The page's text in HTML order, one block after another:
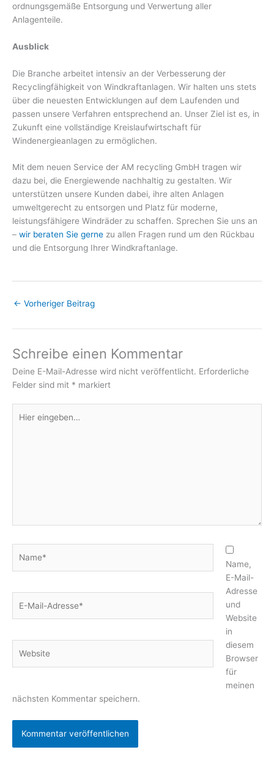
ordnungsgemäße Entsorgung und Verwertung aller
Anlagenteile.
Ausblick
Die Branche arbeitet intensiv an der Verbesserung der
Recyclingfähigkeit von Windkraftanlagen. Wir halten uns stets
über die neuesten Entwicklungen auf dem Laufenden und
passen unsere Verfahren entsprechend an. Unser Ziel ist es, in
Zukunft eine vollständige Kreislaufwirtschaft für
Windenergieanlagen zu ermöglichen.
Mit dem neuen Service der AM recycling GmbH tragen wir
dazu bei, die Energiewende nachhaltig zu gestalten. Wir
unterstützen unsere Kunden dabei, ihre alten Anlagen
umweltgerecht zu entsorgen und Platz für moderne,
leistungsfähigere Windräder zu schaffen. Sprechen Sie uns an
– wir beraten Sie gerne zu allen Fragen rund um den Rückbau
und die Entsorgung Ihrer Windkraftanlage.
← Vorheriger Beitrag
Schreibe einen Kommentar
Deine E-Mail-Adresse wird nicht veröffentlicht. Erforderliche
Felder sind mit * markiert
eingeben…
Mail-
Name,
E-Mail-
Adresse
und
Website
in
diesem
Browser
für
meinen
nächsten Kommentar speichern.